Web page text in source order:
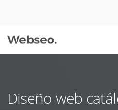
Diseño web09:30 AM A